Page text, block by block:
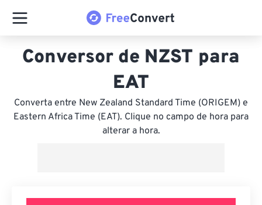
Conversor de NZST para
EAT
Converta entre New Zealand Standard Time (ORIGEM) e
Eastern Africa Time (EAT). Clique no campo de hora para
alterar a hora.